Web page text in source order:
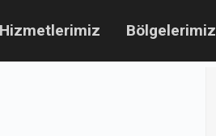
Hizmetlerimiz Bölgelerimiz